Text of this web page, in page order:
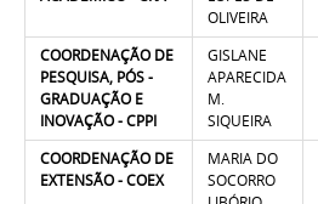
OLIVEIRA
COORDENAÇÃO DE
PESQUISA, PÓS -
GRADUAÇÃO E
INOVAÇÃO - CPPI
GISLANE
APARECIDA
M.
SIQUEIRA
COORDENAÇÃO DE
EXTENSÃO - COEX
MARIA DO
SOCORRO